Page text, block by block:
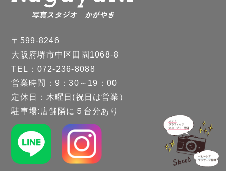
〒599-8246
大阪府堺市中区田園1068-8
TEL：072-236-8088
営業時間：9：30～19：00
定休日：木曜日(祝日は営業）
駐車場:店舗隣に５台分あり